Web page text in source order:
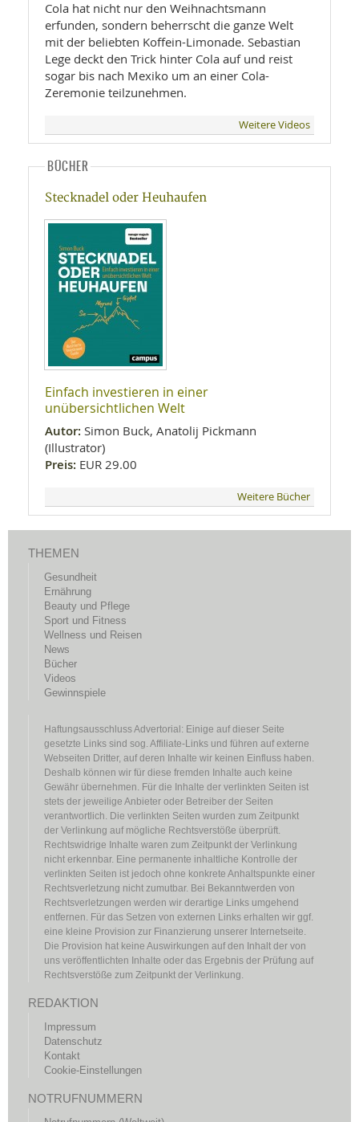
Cola hat nicht nur den Weihnachtsmann
erfunden, sondern beherrscht die ganze Welt
mit der beliebten Koffein-Limonade. Sebastian
Lege deckt den Trick hinter Cola auf und reist
sogar bis nach Mexiko um an einer Cola-
Zeremonie teilzunehmen.
Weitere Videos
BÜCHER
Stecknadel oder Heuhaufen
Einfach investieren in einer
unübersichtlichen Welt
Autor: Simon Buck, Anatolij Pickmann
(Illustrator)
Preis: EUR 29.00
Weitere Bücher
THEMEN
Gesundheit
Ernährung
Beauty und Pflege
Sport und Fitness
Wellness und Reisen
News
Bücher
Videos
Gewinnspiele
Haftungsausschluss Advertorial: Einige auf dieser Seite
gesetzte Links sind sog. Affiliate-Links und führen auf externe
Webseiten Dritter, auf deren Inhalte wir keinen Einfluss haben.
Deshalb können wir für diese fremden Inhalte auch keine
Gewähr übernehmen. Für die Inhalte der verlinkten Seiten ist
stets der jeweilige Anbieter oder Betreiber der Seiten
verantwortlich. Die verlinkten Seiten wurden zum Zeitpunkt
der Verlinkung auf mögliche Rechtsverstöße überprüft.
Rechtswidrige Inhalte waren zum Zeitpunkt der Verlinkung
nicht erkennbar. Eine permanente inhaltliche Kontrolle der
verlinkten Seiten ist jedoch ohne konkrete Anhaltspunkte einer
Rechtsverletzung nicht zumutbar. Bei Bekanntwerden von
Rechtsverletzungen werden wir derartige Links umgehend
entfernen. Für das Setzen von externen Links erhalten wir ggf.
eine kleine Provision zur Finanzierung unserer Internetseite.
Die Provision hat keine Auswirkungen auf den Inhalt der von
uns veröffentlichten Inhalte oder das Ergebnis der Prüfung auf
Rechtsverstöße zum Zeitpunkt der Verlinkung.
REDAKTION
Impressum
Datenschutz
Kontakt
Cookie-Einstellungen
NOTRUFNUMMERN